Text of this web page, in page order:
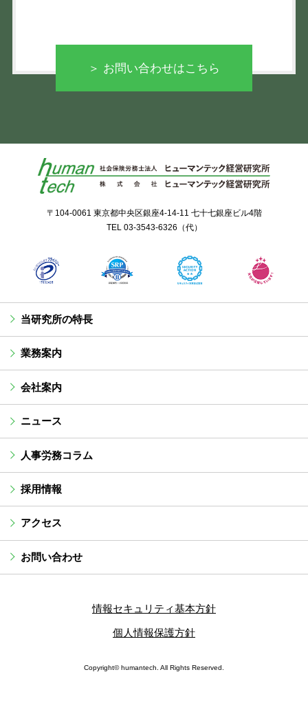
＞ お問い合わせはこちら
〒104-0061 東京都中央区銀座4-14-11 七十七銀座ビル4階
TEL 03-3543-6326 （代）
当研究所の特長
業務案内
会社案内
ニュース
人事労務コラム
採用情報
アクセス
お問い合わせ
情報セキュリティ基本方針
個人情報保護方針
Copyright© humantech. All Rights Reserved.